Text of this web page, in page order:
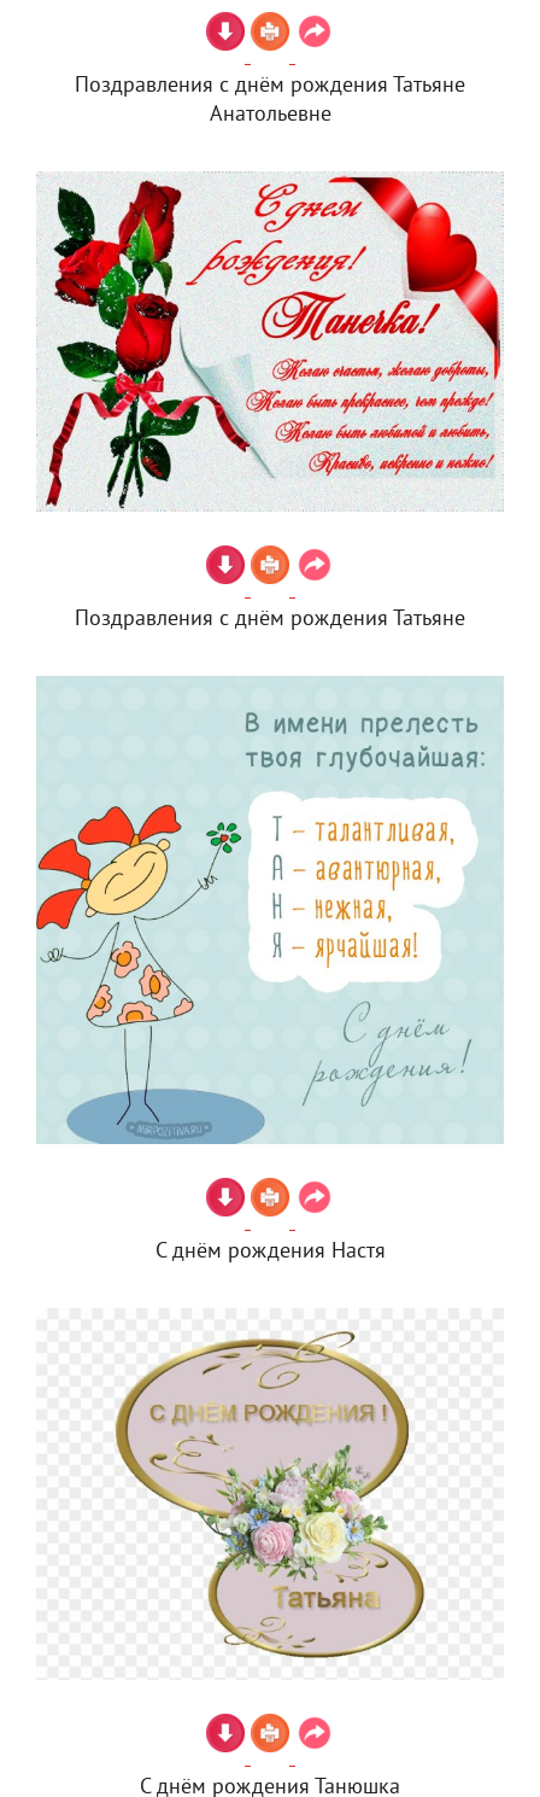
Поздравления с днём рождения Татьяне
Анатольевне
Поздравления с днём рождения Татьяне
С днём рождения Настя
С днём рождения Танюшка